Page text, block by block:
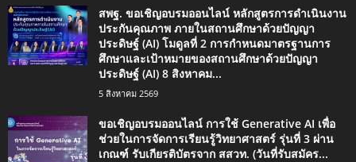
สพฐ. ขอเชิญอบรมออนไลน์ หลักสูตรการดำเนินงาน
ประกันคุณภาพ ภายในสถานศึกษาด้วยปัญญา
ประดิษฐ์ (AI) โมดูลที่ 2 การกำหนดมาตรฐานการ
ศึกษาและเป้าหมายของสถานศึกษาด้วยปัญญา
ประดิษฐ์ (AI) 8 สิงหาคม...
5 สิงหาคม 2569
ขอเชิญอบรมออนไลน์ การใช้ Generative AI เพื่อ
ช่วยในการจัดการเรียนรู้วิทยาศาสตร์ รุ่นที่ 3 ผ่าน
เกณฑ์ รับเกียรติบัตรจาก สสวท. (วันที่รับสมัคร...